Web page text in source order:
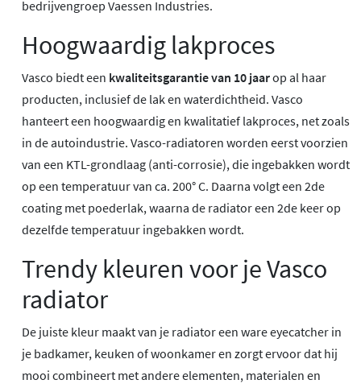
bedrijvengroep Vaessen Industries.
Hoogwaardig lakproces
Vasco biedt een kwaliteitsgarantie van 10 jaarop al haar
producten, inclusief de lak en waterdichtheid. Vasco
hanteert een hoogwaardig en kwalitatief lakproces, net zoals
in de autoindustrie. Vasco-radiatoren worden eerst voorzien
van een KTL-grondlaag (anti-corrosie), die ingebakken wordt
op een temperatuur van ca. 200° C. Daarna volgt een 2de
coating met poederlak, waarna de radiator een 2de keer op
dezelfde temperatuur ingebakken wordt.
Trendy kleuren voor je Vasco
radiator
De juiste kleur maakt van je radiator een ware eyecatcher in
je badkamer, keuken of woonkamer en zorgt ervoor dat hij
mooi combineert met andere elementen, materialen en